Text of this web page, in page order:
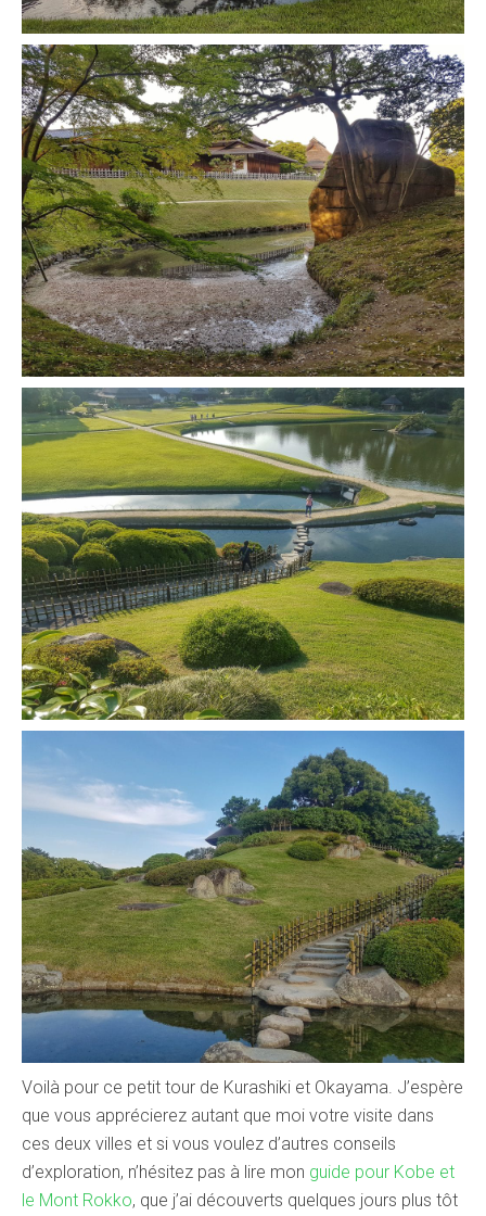
Voilà pour ce petit tour de Kurashiki et Okayama. J’espère
que vous apprécierez autant que moi votre visite dans
ces deux villes et si vous voulez d’autres conseils
d’exploration, n’hésitez pas à lire mon guide pour Kobe et
le Mont Rokko, que j’ai découverts quelques jours plus tôt